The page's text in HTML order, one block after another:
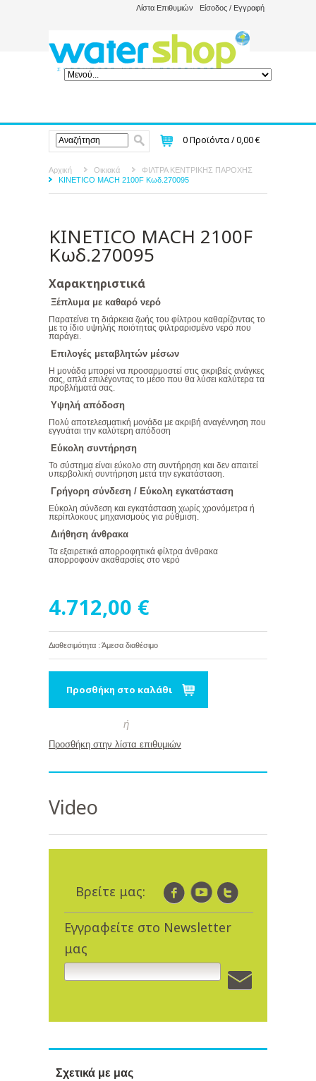
Λίστα Επιθυμιών Είσοδος / Εγγραφή
0Προϊόντα /0,00 €
Αρχική Οικιακά
ΦΙΛΤΡΑ ΚΕΝΤΡΙΚΗΣ ΠΑΡΟΧΗΣ
KINETICO MACH 2100F Κωδ.270095
KINETICO MACH 2100F
Κωδ.270095
Χαρακτηριστικά
Ξέπλυμα με καθαρό νερό
Παρατείνει τη διάρκεια ζωής του φίλτρου καθαρίζοντας το
με το ίδιο υψηλής ποιότητας φιλτραρισμένο νερό που
παράγει.
Επιλογές μεταβλητών μέσων
Η μονάδα μπορεί να προσαρμοστεί στις ακριβείς ανάγκες
σας, απλά επιλέγοντας το μέσο που θα λύσει καλύτερα τα
προβλήματά σας.
Υψηλή απόδοση
Πολύ αποτελεσματική μονάδα με ακριβή αναγέννηση που
εγγυάται την καλύτερη απόδοση
Εύκολη συντήρηση
Το σύστημα είναι εύκολο στη συντήρηση και δεν απαιτεί
υπερβολική συντήρηση μετά την εγκατάσταση.
Γρήγορη σύνδεση / Εύκολη εγκατάσταση
Εύκολη σύνδεση και εγκατάσταση χωρίς χρονόμετρα ή
περίπλοκους μηχανισμούς για ρύθμιση.
Διήθηση άνθρακα
Τα εξαιρετικά απορροφητικά φίλτρα άνθρακα
απορροφούν ακαθαρσίες στο νερό
4.712,00 €
Διαθεσιμότητα : Άμεσα διαθέσιμο
Προσθήκη στο καλάθι
ή
Προσθήκη στην λίστα επιθυμιών
Video
Βρείτε μας:
Εγγραφείτε στο Newsletter
μας
Σχετικά με μας